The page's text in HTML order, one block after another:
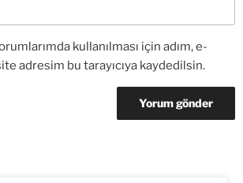
kullanılması için adım, e-
adresim bu tarayıcıya kaydedilsin.